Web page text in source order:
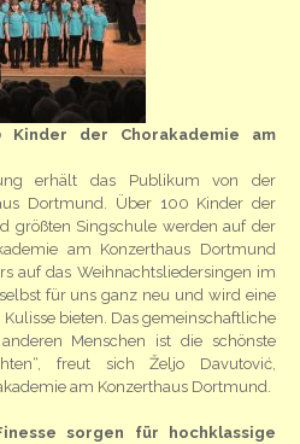
Kinder der Chorakademie am
erhält das Publikum von der
Dortmund. Über 100 Kinder der
größten Singschule werden auf der
am Konzerthaus Dortmund
auf das Weihnachtsliedersingen im
für uns ganz neu und wird eine
bieten. Das gemeinschaftliche
Menschen ist die schönste
freut sich Željo Davutović,
am Konzerthaus Dortmund.
sorgen für hochklassige